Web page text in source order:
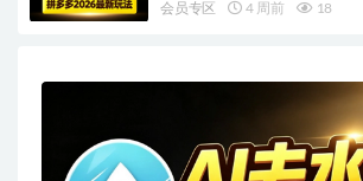
会员专区 4 周前 18